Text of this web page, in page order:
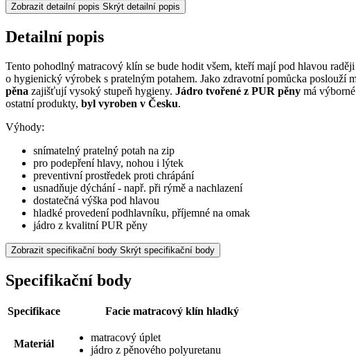
Zobrazit detailní popis Skrýt detailní popis
Detailní popis
Tento pohodlný matracový klín se bude hodit všem, kteří mají pod hlavou
o hygienický výrobek s pratelným potahem. Jako zdravotní pomůcka poslouží
pěna zajišťují vysoký stupeň hygieny. Jádro tvořené z PUR pěny má
ostatní produkty, byl vyroben v Česku.
Výhody:
snímatelný pratelný potah na zip
pro podepření hlavy, nohou i lýtek
preventivní prostředek proti chrápání
usnadňuje dýchání - např. při rýmě a nachlazení
dostatečná výška pod hlavou
hladké provedení podhlavníku, příjemné na omak
jádro z kvalitní PUR pěny
Zobrazit specifikační body Skrýt specifikační body
Specifikační body
Specifikace Facie matracový klín hladký
Materiál
matracový úplet
jádro z pěnového polyuretanu